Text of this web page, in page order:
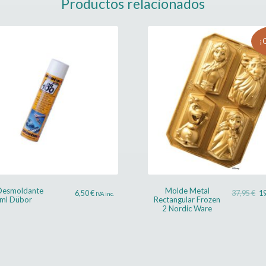
13,95 €.11,15 €.
Productos relacionados
Dübor
6,50€ IVA inc.
Molde Metal
Rectangular Frozen
2 Nordic Ware
37,95€ El